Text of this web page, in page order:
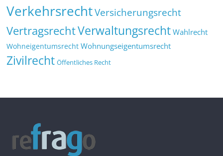
VerkehrsrechtVersicherungsrecht
VertragsrechtVerwaltungsrecht Wahlrecht
Wohneigentumsrecht Wohnungseigentumsrecht
Zivilrecht Öffentliches Recht